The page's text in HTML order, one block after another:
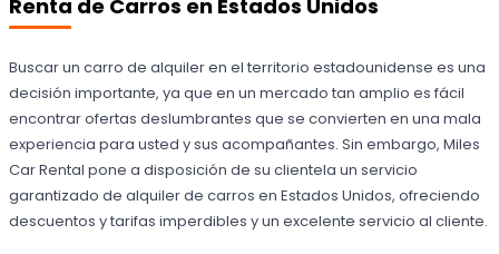
Renta de Carros en Estados Unidos
Buscar un carro de alquiler en el territorio estadounidense es una
decisión importante, ya que en un mercado tan amplio es fácil
encontrar ofertas deslumbrantes que se convierten en una mala
experiencia para usted y sus acompañantes. Sin embargo, Miles
Car Rental pone a disposición de su clientela un servicio
garantizado de alquiler de carros en Estados Unidos, ofreciendo
descuentos y tarifas imperdibles y un excelente servicio al cliente.